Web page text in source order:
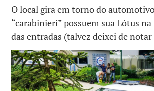
O local gira em torno do
“carabinieri” possuem sua Lótus
das entradas (talvez deixei de